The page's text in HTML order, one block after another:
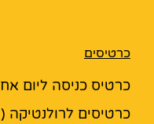
כרטיסים
כרטיס כניסה ליום